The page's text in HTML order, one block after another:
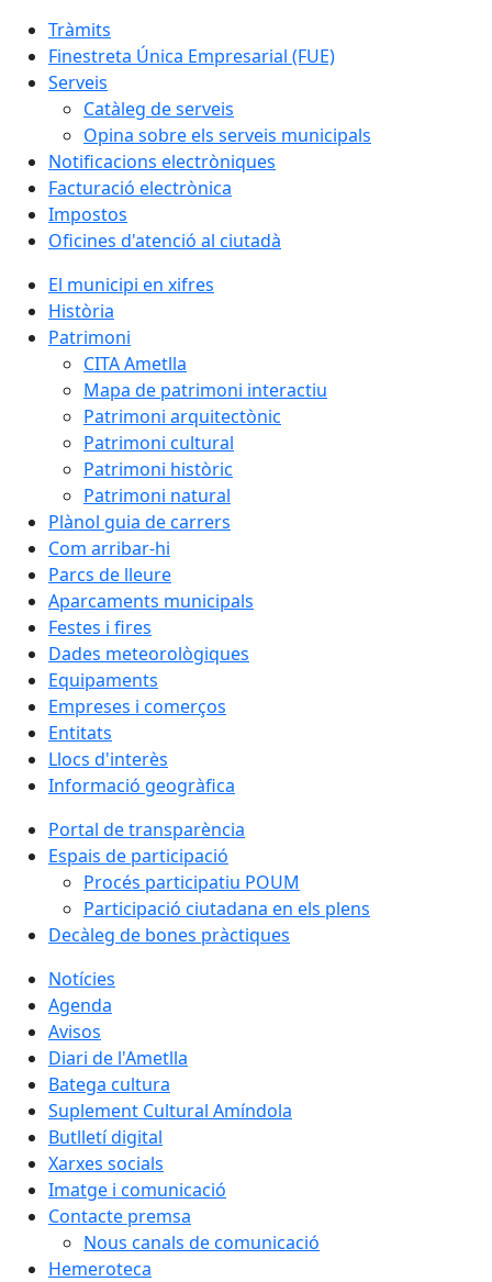
Tràmits
Finestreta Única Empresarial (FUE)
Serveis
Catàleg de serveis
Opina sobre els serveis municipals
Notificacions electròniques
Facturació electrònica
Impostos
Oficines d'atenció al ciutadà
El municipi en xifres
Història
Patrimoni
CITA Ametlla
Mapa de patrimoni interactiu
Patrimoni arquitectònic
Patrimoni cultural
Patrimoni històric
Patrimoni natural
Plànol guia de carrers
Com arribar-hi
Parcs de lleure
Aparcaments municipals
Festes i fires
Dades meteorològiques
Equipaments
Empreses i comerços
Entitats
Llocs d'interès
Informació geogràfica
Portal de transparència
Espais de participació
Procés participatiu POUM
Participació ciutadana en els plens
Decàleg de bones pràctiques
Notícies
Agenda
Avisos
Diari de l'Ametlla
Batega cultura
Suplement Cultural Amíndola
Butlletí digital
Xarxes socials
Imatge i comunicació
Contacte premsa
Nous canals de comunicació
Hemeroteca